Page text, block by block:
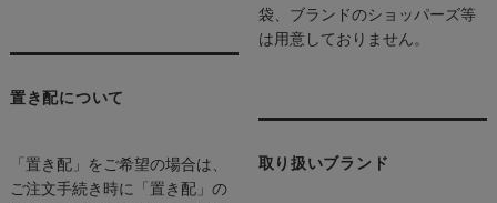
置き配について
「置き配」をご希望の場合は、
ご注文手続き時に「置き配」の
袋、ブランドのショッパーズ等
は用意しておりません。
取り扱いブランド